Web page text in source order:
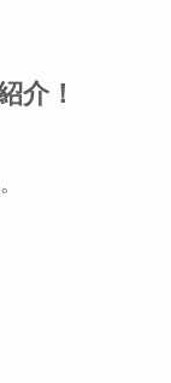
介！